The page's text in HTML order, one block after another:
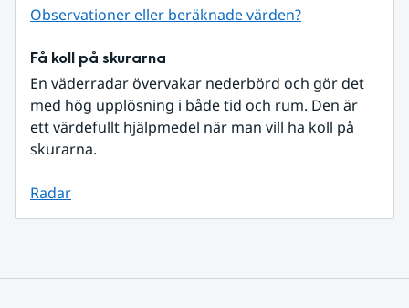
Observationer eller beräknade värden?
Få koll på skurarna
En väderradar övervakar nederbörd och gör det
med hög upplösning i både tid och rum. Den är
ett värdefullt hjälpmedel när man vill ha koll på
skurarna.
Radar